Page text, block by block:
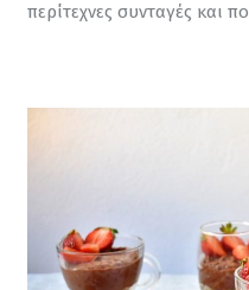
περίτεχνες συνταγές και